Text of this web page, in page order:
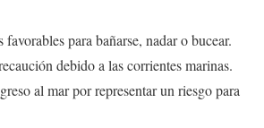
favorables para bañarse, nadar o bucear.
debido a las corrientes marinas.
al mar por representar un riesgo para